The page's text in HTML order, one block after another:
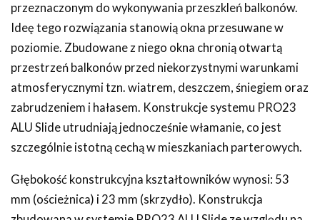
przeznaczonym do wykonywania przeszkleń balkonów.
Ideę tego rozwiązania stanowią okna przesuwane w
poziomie. Zbudowane z niego okna chronią otwartą
przestrzeń balkonów przed niekorzystnymi warunkami
atmosferycznymi tzn. wiatrem, deszczem, śniegiem oraz
zabrudzeniem i hałasem. Konstrukcje systemu PRO23
ALU Slide utrudniają jednocześnie włamanie, co jest
szczególnie istotną cechą w mieszkaniach parterowych.
Głębokość konstrukcyjna kształtowników wynosi: 53
mm (ościeżnica) i 23 mm (skrzydło). Konstrukcja